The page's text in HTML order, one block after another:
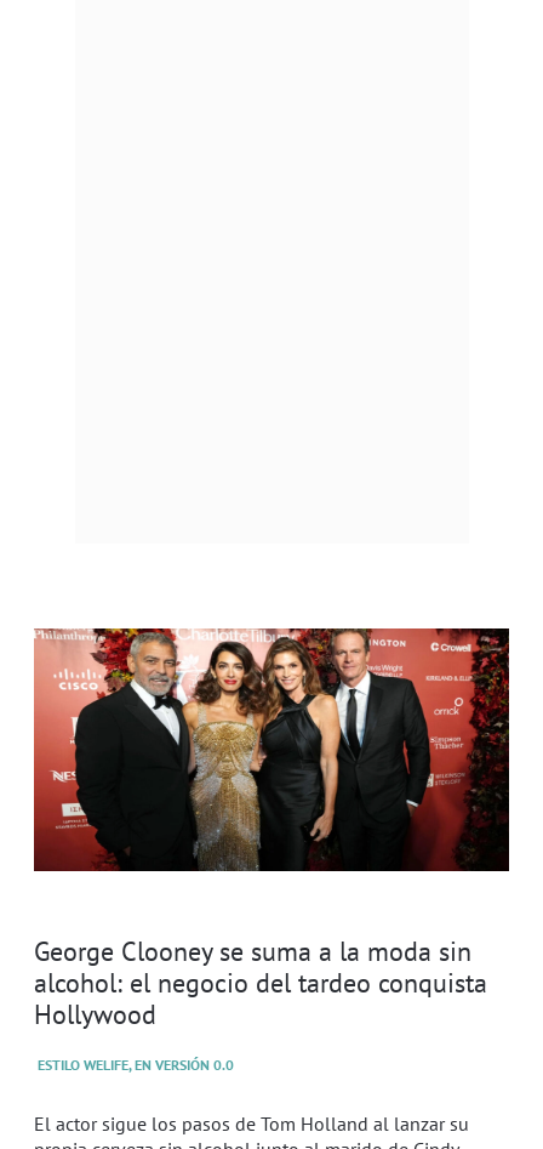
George Clooney se suma a la moda sin
alcohol: el negocio del tardeo conquista
Hollywood
ESTILO WELIFE, EN VERSIÓN 0.0
El actor sigue los pasos de Tom Holland al lanzar su